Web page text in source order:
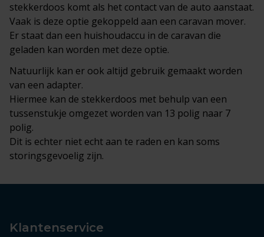
stekkerdoos komt als het contact van de auto aanstaat.
Vaak is deze optie gekoppeld aan een caravan mover.
Er staat dan een huishoudaccu in de caravan die
geladen kan worden met deze optie.
Natuurlijk kan er ook altijd gebruik gemaakt worden
van een adapter.
Hiermee kan de stekkerdoos met behulp van een
tussenstukje omgezet worden van 13 polig naar 7
polig.
Dit is echter niet echt aan te raden en kan soms
storingsgevoelig zijn.
Klantenservice